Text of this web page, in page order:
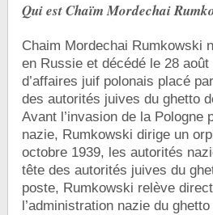
Qui est Chaïm Mordechai
Chaim Mordechai Rumkowski
en Russie et décédé le 28
d’affaires juif polonais placé
des autorités juives du ghetto
Avant l’invasion de la Pologne
nazie, Rumkowski dirige un
octobre 1939, les autorités
tête des autorités juives du
poste, Rumkowski relève
l’administration nazie du